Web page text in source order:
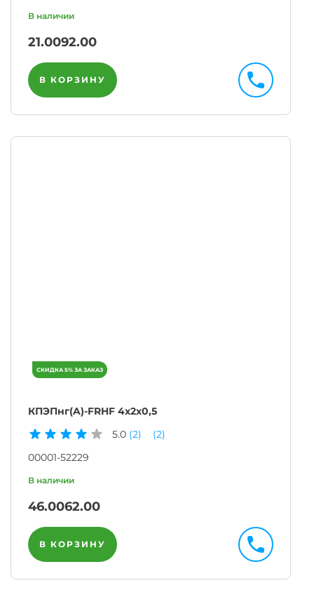
21.0092.00
В КОРЗИНУ
КПЭПнг(A)-FRHF 4х2х0,5
5.0 (2)
(2)
00001-52229
46.0062.00
В КОРЗИНУ